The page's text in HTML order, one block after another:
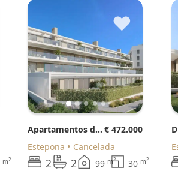
m2
♥
Apartamentos de planta baja
€ 472.000
Estepona
Cancelada
2 2 99 m2 30 m2